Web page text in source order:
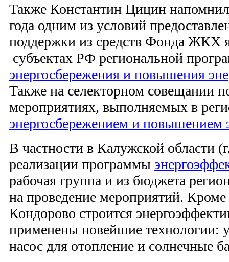
Также Константин Цицин
года одним из условий
поддержки из средств Фонда ЖКХ
субъектах РФ региональной
энергосбережения и повышения
Также на селекторном совещании
мероприятиях, выполняемых в
энергосбережением и повышением
В частности в Калужской области
реализации программы
рабочая группа и из бюджета
на проведение мероприятий. Кроме
Кондорово строится
применены новейшие технологии:
насос для отопление и солнечные